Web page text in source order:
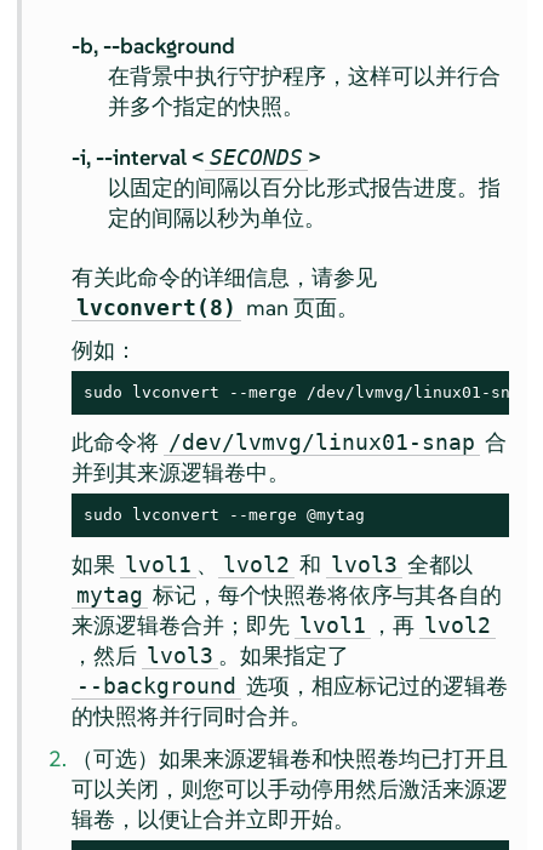
-b,--background
在背景中执行守护程序，这样可以并行合
并多个指定的快照。
-i,--interval < SECONDS >
以固定的间隔以百分比形式报告进度。指
定的间隔以秒为单位。
有关此命令的详细信息，请参见
lvconvert(8) man 页面。
例如：
sudo lvconvert --merge /dev/lvmvg/linux01-snap
此命令将 /dev/lvmvg/linux01-snap 合
并到其来源逻辑卷中。
sudo lvconvert --merge @mytag
如果 lvol1 、 lvol2 和 lvol3 全都以
mytag 标记，每个快照卷将依序与其各自的
来源逻辑卷合并；即先 lvol1 ，再 lvol2
，然后 lvol3 。如果指定了
--background 选项，相应标记过的逻辑卷
的快照将并行同时合并。
（可选）如果来源逻辑卷和快照卷均已打开且
可以关闭，则您可以手动停用然后激活来源逻
辑卷，以便让合并立即开始。